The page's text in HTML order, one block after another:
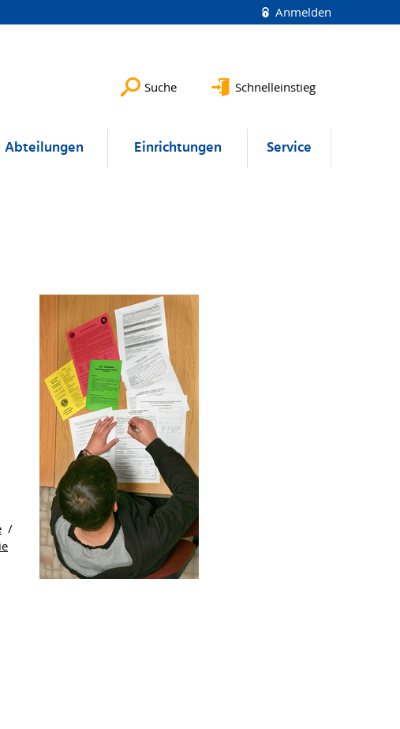
Anmelden
Suche Schnelleinstieg
Abteilungen Einrichtungen Service
/